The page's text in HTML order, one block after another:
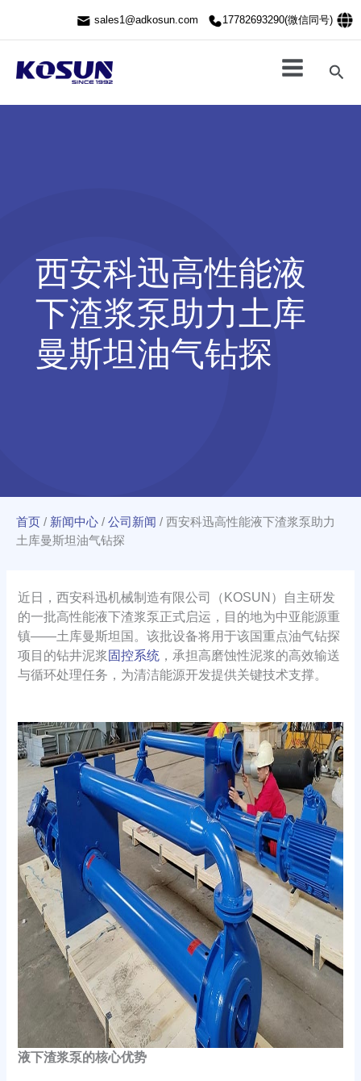
sales1@adkosun.com 17782693290(微信同号)
搜
索
西安科迅高性能液
下渣浆泵助力土库
曼斯坦油气钻探
首页 / 新闻中心 / 公司新闻 / 西安科迅高性能液下渣浆泵助力
土库曼斯坦油气钻探
近日，西安科迅机械制造有限公司（KOSUN）自主研发
的一批高性能液下渣浆泵正式启运，目的地为中亚能源重
镇——土库曼斯坦国。该批设备将用于该国重点油气钻探
项目的钻井泥浆 固控系统 ，承担高磨蚀性泥浆的高效输送
与循环处理任务，为清洁能源开发提供关键技术支撑。
液下渣浆泵的核心优势